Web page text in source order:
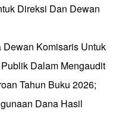
Direksi Dan Dewan
Komisaris Untuk
Dalam Mengaudit
Tahun Buku 2026;
Dana Hasil